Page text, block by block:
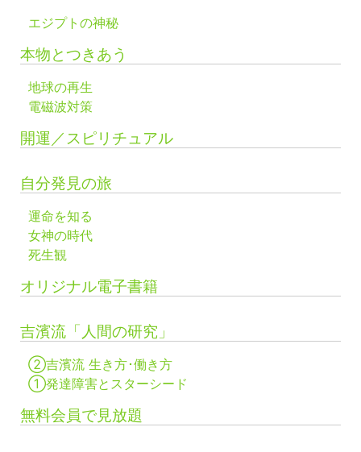
エジプトの神秘
本物とつきあう
地球の再生
電磁波対策
開運／スピリチュアル
自分発見の旅
運命を知る
女神の時代
死生観
オリジナル電子書籍
吉濱流「人間の研究」
②吉濱流 生き方･働き方
①発達障害とスターシード
無料会員で見放題